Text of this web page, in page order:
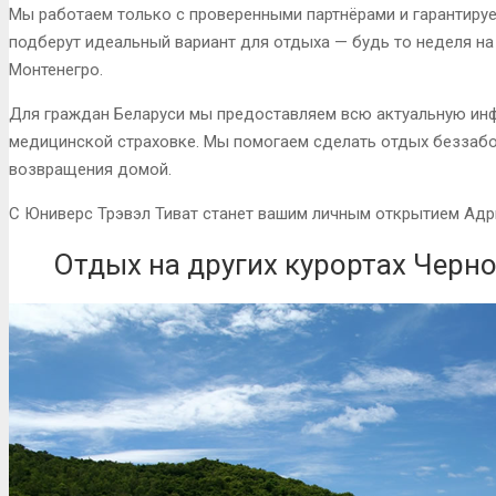
Мы работаем только с проверенными партнёрами и
подберут идеальный вариант для отдыха — будь то неделя
Монтенегро.
Для граждан Беларуси мы предоставляем всю актуальную
медицинской страховке. Мы помогаем сделать отдых
возвращения домой.
С Юниверс Трэвэл Тиват станет вашим личным открытием
Отдых на других курортах